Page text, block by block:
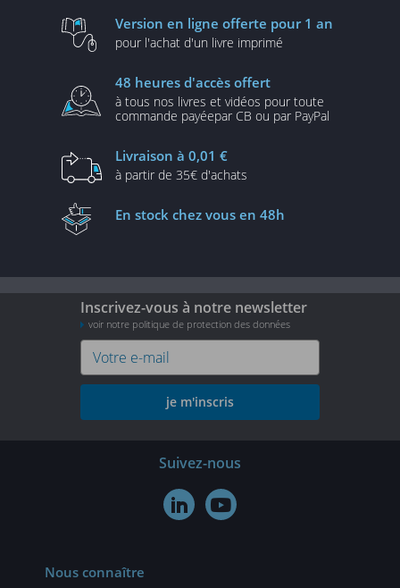
Version en ligne offerte pour 1 an
pour l'achat d'un livre imprimé
48 heures d'accès offert
à tous nos livres et vidéos pour toute
commande payéepar CB ou par PayPal
Livraison à 0,01 €
à partir de 35€ d'achats
En stock chez vous en 48h
Inscrivez-vous à notre newsletter
voir notre politique de protection des données
je m'inscris
Suivez-nous
 
Nous connaître